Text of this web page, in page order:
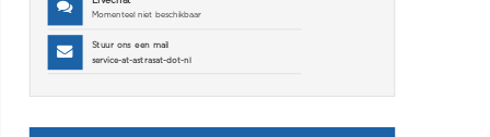
Momenteel niet beschikbaar
Stuur ons een mail
service-at-astrasat-dot-nl